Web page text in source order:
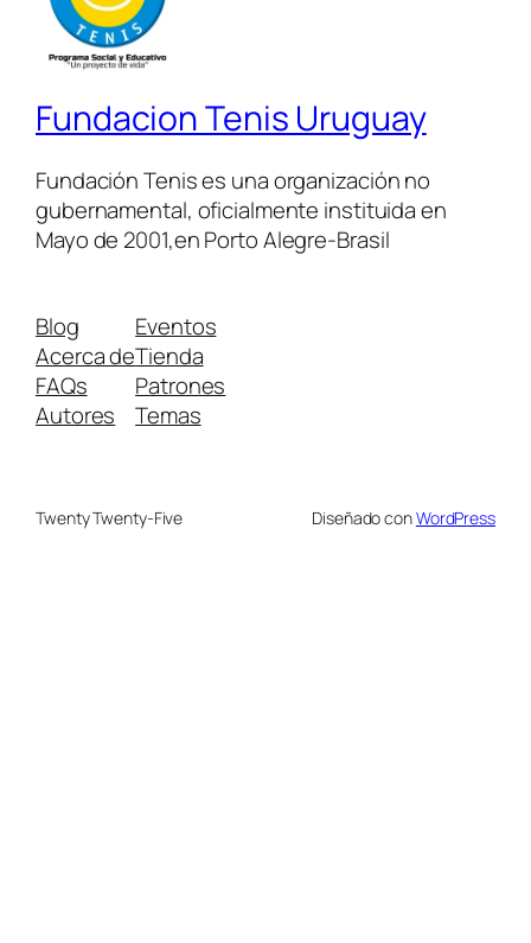
Fundacion Tenis Uruguay
Fundación Tenis es una organización no
gubernamental, oficialmente instituida en
Mayo de 2001,en Porto Alegre-Brasil
Blog
Acerca de
FAQs
Autores
Eventos
Tienda
Patrones
Temas
Twenty Twenty-Five Diseñado conWordPress